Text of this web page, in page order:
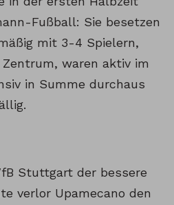
Fußball: Sie besetzen
mit 3-4 Spielern,
waren aktiv im
in Summe durchaus
Stuttgart der bessere
verlor Upamecano den